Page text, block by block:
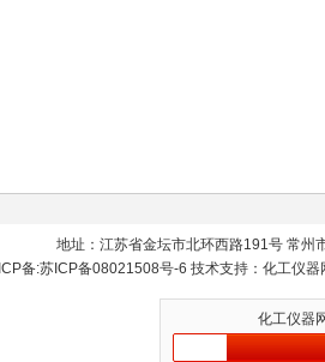
地址：江苏省金坛市北环西路191号 常州
ICP备:苏ICP备08021508号-6 技术支持： 化工仪器
化工仪器